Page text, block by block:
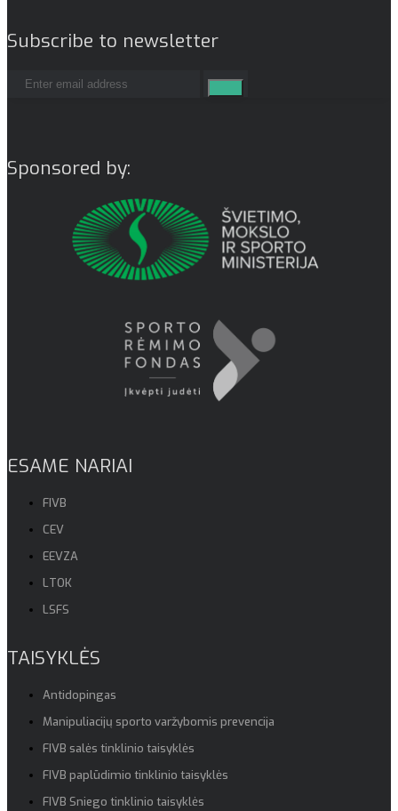
Subscribe to newsletter
Sponsored by:
ESAME NARIAI
FIVB
CEV
EEVZA
LTOK
LSFS
TAISYKLĖS
Antidopingas
Manipuliacijų sporto varžybomis prevencija
FIVB salės tinklinio taisyklės
FIVB paplūdimio tinklinio taisyklės
FIVB Sniego tinklinio taisyklės